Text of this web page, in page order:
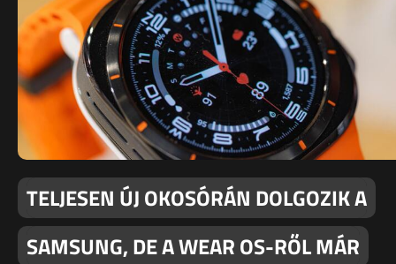
TELJESEN ÚJ OKOSÓRÁN DOLGOZIK A
SAMSUNG, DE A WEAR OS-RŐL MÁR